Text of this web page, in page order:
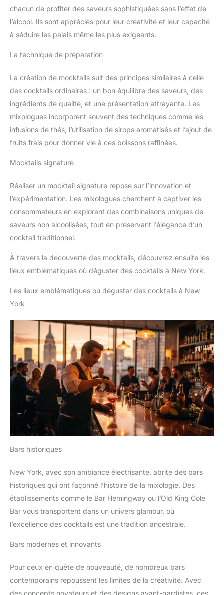
chacun de profiter des saveurs sophistiquées sans l’effet de
l’alcool. Ils sont appréciés pour leur créativité et leur capacité
à séduire les palais même les plus exigeants.
La technique de préparation
La création de mocktails suit des principes similaires à celle
des cocktails ordinaires : un bon équilibre des saveurs, des
ingrédients de qualité, et une présentation attrayante. Les
mixologues incorporent souvent des techniques comme les
infusions de thés, l’utilisation de sirops aromatisés et l’ajout de
fruits frais pour donner vie à ces boissons raffinées.
Mocktails signature
Réaliser un mocktail signature repose sur l’innovation et
l’expérimentation. Les mixologues cherchent à captiver les
consommateurs en explorant des combinaisons uniques de
saveurs non alcoolisées, tout en préservant l’élégance d’un
cocktail traditionnel.
À travers la découverte des mocktails, découvrez ensuite les
lieux emblématiques où déguster des cocktails à New York.
Les lieux emblématiques où déguster des cocktails à New
York
Bars historiques
New York, avec son ambiance électrisante, abrite des bars
historiques qui ont façonné l’histoire de la mixologie. Des
établissements comme le Bar Hemingway ou l’Old King Cole
Bar vous transportent dans un univers glamour, où
l’excellence des cocktails est une tradition ancestrale.
Bars modernes et innovants
Pour ceux en quête de nouveauté, de nombreux bars
contemporains repoussent les limites de la créativité. Avec